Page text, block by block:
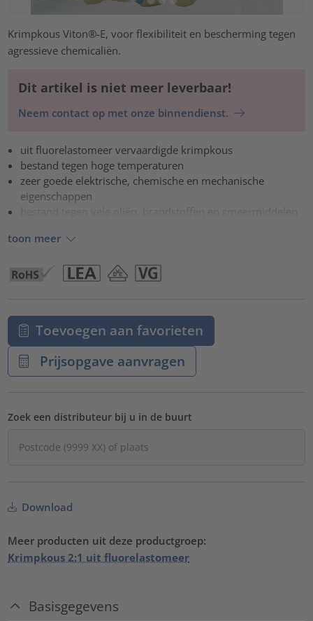
Krimpkous Viton®-E, voor flexibiliteit en bescherming tegen
agressieve chemicaliën.
Dit artikel is niet meer leverbaar!
Neem contact op met onze binnendienst.
uit fluorelastomeer vervaardigde krimpkous
bestand tegen hoge temperaturen
zeer goede elektrische, chemische en mechanische
eigenschappen
bestand tegen vele oliën, brandstoffen en smeermiddelen
toon meer
Toevoegen aan favorieten
Prijsopgave aanvragen
Zoek een distributeur bij u in de buurt
Download
Meer producten uit deze productgroep:
Krimpkous 2:1 uit fluorelastomeer
Basisgegevens